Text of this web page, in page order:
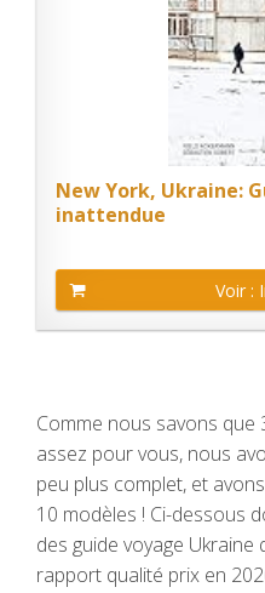
New York, Ukraine:
inattendue
Voir :
Comme nous savons que
assez pour vous, nous
peu plus complet, et
10 modèles ! Ci-dessous
des guide voyage
rapport qualité prix en